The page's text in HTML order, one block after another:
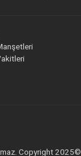
Copyright 2025©